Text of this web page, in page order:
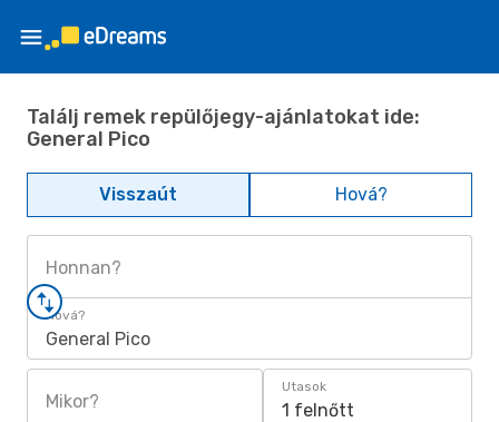
Találj remek repülőjegy-ajánlatokat ide:
General Pico
Visszaút Hová?
Honnan?
Hová?
General Pico
Mikor?
Utasok
1 felnőtt